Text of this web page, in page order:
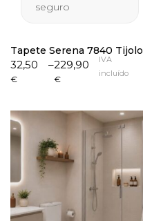
seguro
Tapete Serena 7840 Tijolo
32,50
€
–229,90
€
Price
range:
229,90 €
IVA
incluído